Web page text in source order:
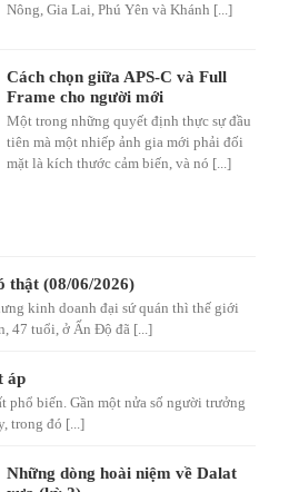
Nông, Gia Lai, Phú Yên và Khánh [...]
Cách chọn giữa APS-C và Full
Frame cho người mới
Một trong những quyết định thực sự đầu
tiên mà một nhiếp ảnh gia mới phải đối
mặt là kích thước cảm biến, và nó [...]
thật (08/06/2026)
kinh doanh đại sứ quán thì thế giới
47 tuổi, ở Ấn Độ đã [...]
áp
phổ biến. Gần một nửa số người trưởng
trong đó [...]
Những dòng hoài niệm về Dalat